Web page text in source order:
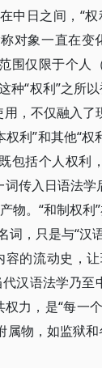
日之间，“权
对象一直在变
围仅限于个人
“权利”之所
，不仅融入了
利”和其他“权
包括个人权利
词传入日语法
。“和制权利
词，只是与“汉
的流动史，
汉语法学乃
力，是“每一
物，如监狱